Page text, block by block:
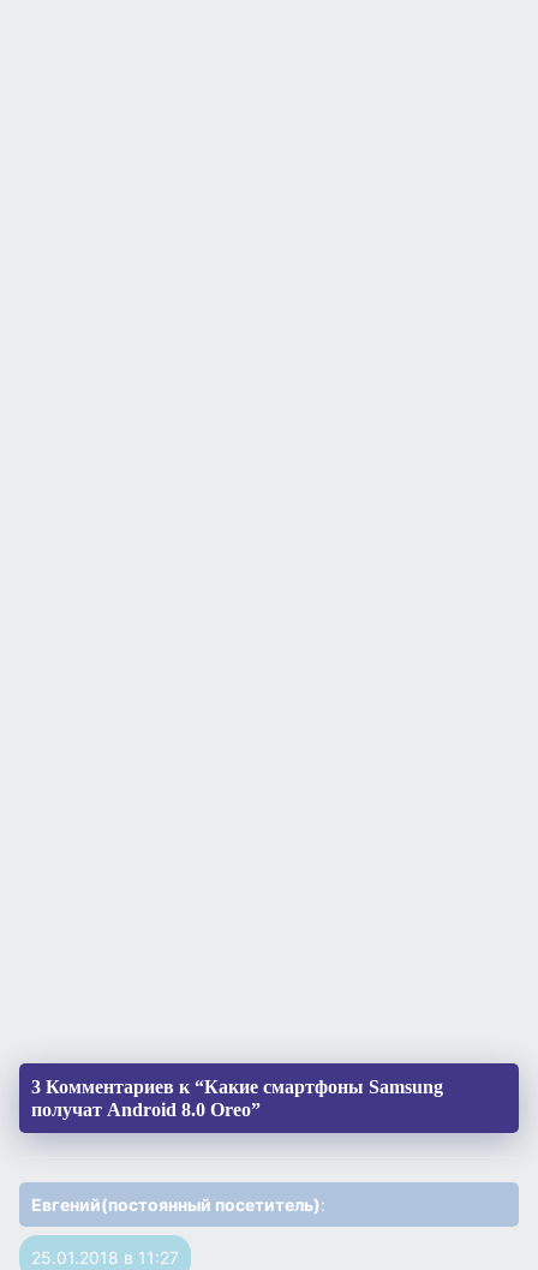
3 Комментариев к “Какие смартфоны Samsung
получат Android 8.0 Oreo”
Евгений(постоянный посетитель):
25.01.2018 в 11:27